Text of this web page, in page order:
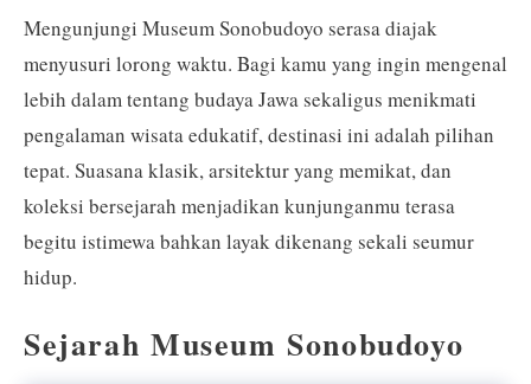
Mengunjungi Museum Sonobudoyo serasa diajak
menyusuri lorong waktu. Bagi kamu yang ingin mengenal
lebih dalam tentang budaya Jawa sekaligus menikmati
pengalaman wisata edukatif, destinasi ini adalah pilihan
tepat. Suasana klasik, arsitektur yang memikat, dan
koleksi bersejarah menjadikan kunjunganmu terasa
begitu istimewa bahkan layak dikenang sekali seumur
hidup.
Sejarah Museum Sonobudoyo